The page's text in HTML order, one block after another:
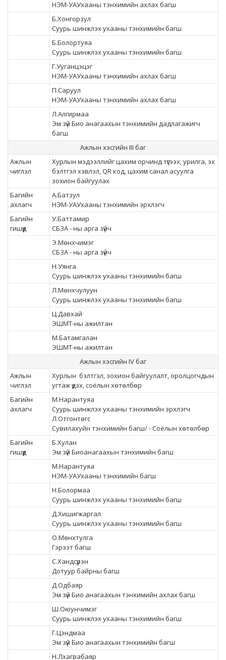
НЭМ-УАУхааны тэнхимийн ахлах багш
Б.Хонгорзул
Суурь шинжлэх ухааны тэнхимийн багш
Б.Болортуяа
Суурь шинжлэх ухааны тэнхимийн багш
Г.Ууганцэцэг
НЭМ-УАУхааны тэнхимийн ахлах багш
П.Саруул
НЭМ-УАУхааны тэнхимийн ахлах багш
Л.Алгирмаа
Эм зүй Био анагаахын тэнхимийн дадлагажигч
багш
Ажлын хэсгийн III баг
Ажлын
чиглэл
Хурлын мэдээллийг цахим орчинд түгээх, урилга, эх
бэлтгэл хэвлэл, QR код, цахим санал асуулга
зохион байгуулах
Багийн
ахлагч
А.Батзул
НЭМ-УАУхааны тэнхимийн эрхлэгч
Багийн
гишүүд
У.Баттамир
СБЗА - ны арга зүйч
Э.Мөнхчимэг
СБЗА - ны арга зүйч
Н.Уянга
Суурь шинжлэх ухааны тэнхимийн багш
Л.Мөнхчулуун
Суурь шинжлэх ухааны тэнхимийн багш
Ц.Давхай
ЭШМТ-ны ажилтан
М.Батамгалан
ЭШМТ-ны ажилтан
Ажлын хэсгийн IV баг
Ажлын
чиглэл
Хурлын бэлтгэл, зохион байгуулалт, оролцогчдын
угтаж үдэх, соёлын хөтөлбөр
Багийн
ахлагч
М.Нарантуяа
Суурь шинжлэх ухааны тэнхимийн эрхлэгч
Л.Отгонтөгс
Сувилахуйн тэнхимийн багш/ - Соёлын хөтөлбөр
Багийн
гишүүд
Б.Хулан
Эм зүй Биоанагаахын тэнхимийн багш
М.Нарантуяа
НЭМ-УАУхааны тэнхимийн багш
Н.Болормаа
Суурь шинжлэх ухааны тэнхимийн багш
Д.Хишигжаргал
Суурь шинжлэх ухааны тэнхимийн багш
О.Мөнхтулга
Гэрээт багш
С.Хандсүрэн
Дотуур байрны багш
Д.Одбаяр
Эм зүй Био анагаахын тэнхимийн ахлах багш
Ш.Оюунчимэг
Суурь шинжлэх ухааны тэнхимийн багш
Г.Цэндмаа
Эм зүй Био анагаахын тэнхимийн багш
Н.Лхагвабаяр